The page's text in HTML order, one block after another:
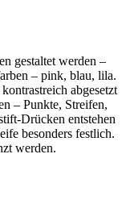
gestaltet werden –
– pink, blau, lila.
abgesetzt
– Punkte, Streifen,
Drücken entstehen
besonders festlich.
werden.